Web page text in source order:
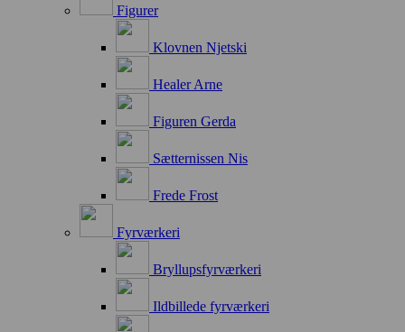
Figurer
Klovnen Njetski
Healer Arne
Figuren Gerda
Sætternissen Nis
Frede Frost
Fyrværkeri
Bryllupsfyrværkeri
Ildbillede fyrværkeri